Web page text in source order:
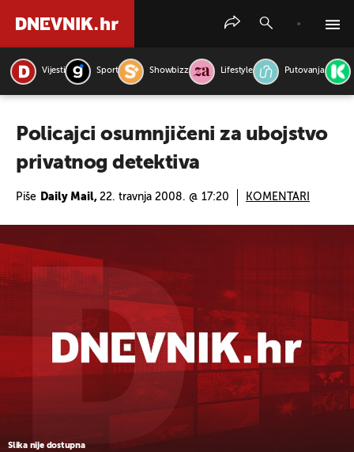
Vijesti Sport Showbizz Lifestyle Putovanja
Policajci osumnjičeni za ubojstvo
privatnog detektiva
Piše Daily Mail, 22. travnja 2008. @ 17:20 KOMENTARI
Slika nije dostupna
PRETRAŽITE VIJESTI